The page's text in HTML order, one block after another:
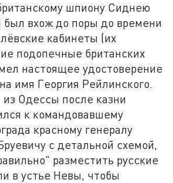
шпиону Сиднею
был вхож до поры до времени
кабинеты (их
подопечные британских
настоящее удостоверение
имя Георгия Рейлинского.
Одессы после казни
к командовавшему
красному генералу
с детальной схемой,
разместить русские
в устье Невы, чтобы